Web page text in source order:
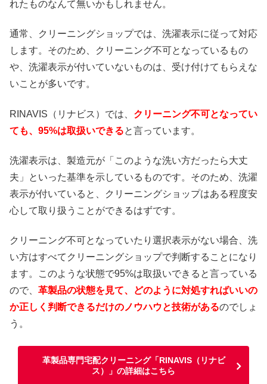
れたものなんて無いかもしれません。
通常、クリーニングショップでは、洗濯表示に従って対応
します。そのため、クリーニング不可となっているもの
や、洗濯表示が付いていないものは、受け付けてもらえな
いことが多いです。
RINAVIS（リナビス）では、 クリーニング不可となってい
ても、95%は取扱いできると言っています。
洗濯表示は、製造元が「このような洗い方だったら大丈
夫」といった基準を示しているものです。そのため、洗濯
表示が付いていると、クリーニングショップはある程度安
心して取り扱うことができるはずです。
クリーニング不可となっていたり選択表示がない場合、洗
い方はすべてクリーニングショップで判断することになり
ます。このような状態で95%は取扱いできると言っている
ので、 革製品の状態を見て、どのように対処すればいいの
か正しく判断できるだけのノウハウと技術があるのでしょ
う。
革製品専門宅配クリーニング「RINAVIS（リナビ
ス）」の詳細はこちら